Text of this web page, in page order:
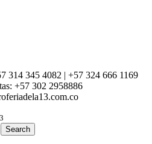
314 345 4082 | +57 324 666 1169
+57 302 2958886
Search